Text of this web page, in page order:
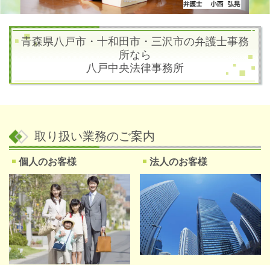
青森県八戸市・十和田市・三沢市の弁護士事務
所なら
八戸中央法律事務所
取り扱い業務のご案内
個人のお客様 法人のお客様